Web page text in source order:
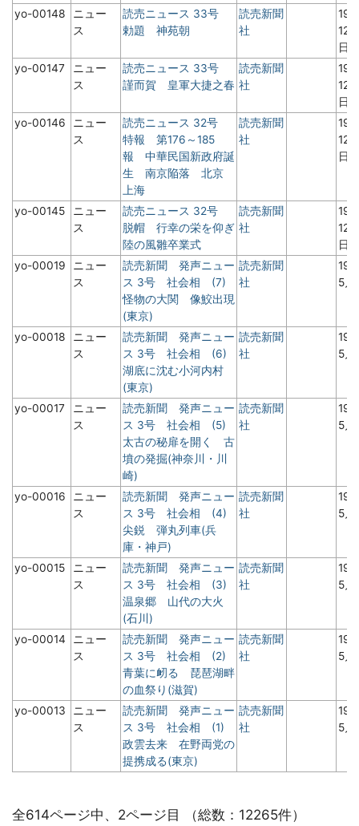
yo-00148
ニュー
ス
読売ニュース 33号
勅題 神苑朝
読売新聞
社
12
日
yo-00147
ニュー
ス
読売ニュース 33号
謹而賀 皇軍大捷之春
読売新聞
社
12
日
yo-00146
ニュー
ス
読売ニュース 32号
特報 第176～185
報 中華民国新政府誕
生 南京陥落 北京
上海
読売新聞
社
12
日
yo-00145
ニュー
ス
読売ニュース 32号
脱帽 行幸の栄を仰ぎ
陸の風雛卒業式
読売新聞
社
12
日
yo-00019
ニュー
ス
読売新聞 発声ニュー
ス 3号 社会相 (7)
怪物の大関 像鮫出現
(東京)
読売新聞
社
5
yo-00018
ニュー
ス
読売新聞 発声ニュー
ス 3号 社会相 (6)
湖底に沈む小河内村
(東京)
読売新聞
社
5
yo-00017
ニュー
ス
読売新聞 発声ニュー
ス 3号 社会相 (5)
太古の秘扉を開く 古
墳の発掘(神奈川・川
崎)
読売新聞
社
5
yo-00016
ニュー
ス
読売新聞 発声ニュー
ス 3号 社会相 (4)
尖鋭 弾丸列車(兵
庫・神戸)
読売新聞
社
5
yo-00015
ニュー
ス
読売新聞 発声ニュー
ス 3号 社会相 (3)
温泉郷 山代の大火
(石川)
読売新聞
社
5
yo-00014
ニュー
ス
読売新聞 発声ニュー
ス 3号 社会相 (2)
青葉に衂る 琵琶湖畔
の血祭り(滋賀)
読売新聞
社
5
yo-00013
ニュー
ス
読売新聞 発声ニュー
ス 3号 社会相 (1)
政雲去来 在野両党の
提携成る(東京)
読売新聞
社
5
全614ページ中、2ページ目 （総数：12265件）